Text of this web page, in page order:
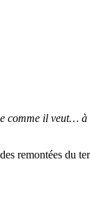
comme il veut…
remontées du